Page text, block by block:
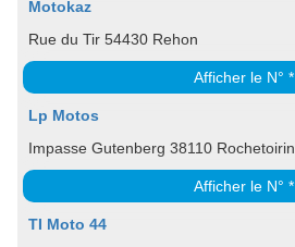
Motokaz
Rue du Tir 54430 Rehon
Afficher le N° *
Lp Motos
Impasse Gutenberg 38110 Rochetoirin
Afficher le N° *
TI Moto 44